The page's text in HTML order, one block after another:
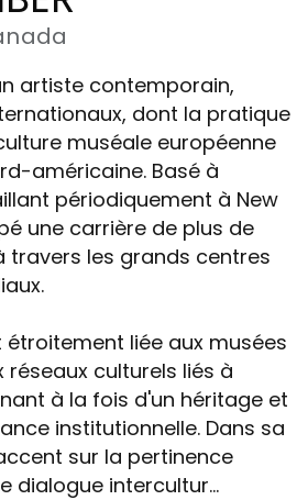
artiste contemporain,
dont la pratique
muséale européenne
américaine. Basé à
périodiquement à New
une carrière de plus de
travers les grands centres
liée aux musées
réseaux culturels liés à
à la fois d'un héritage et
institutionnelle. Dans sa
sur la pertinence
dialogue intercultur...